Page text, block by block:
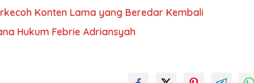
Konten Lama yang Beredar Kembali
Hukum Febrie Adriansyah